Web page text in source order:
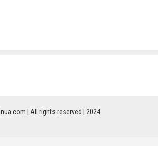
| All rights reserved | 2024